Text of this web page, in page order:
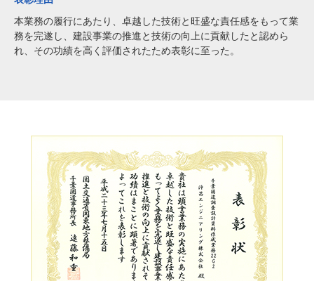
本業務の履行にあたり、卓越した技術と旺盛な責任感をもって業
務を完遂し、建設事業の推進と技術の向上に貢献したと認めら
れ、その功績を高く評価されたため表彰に至った。